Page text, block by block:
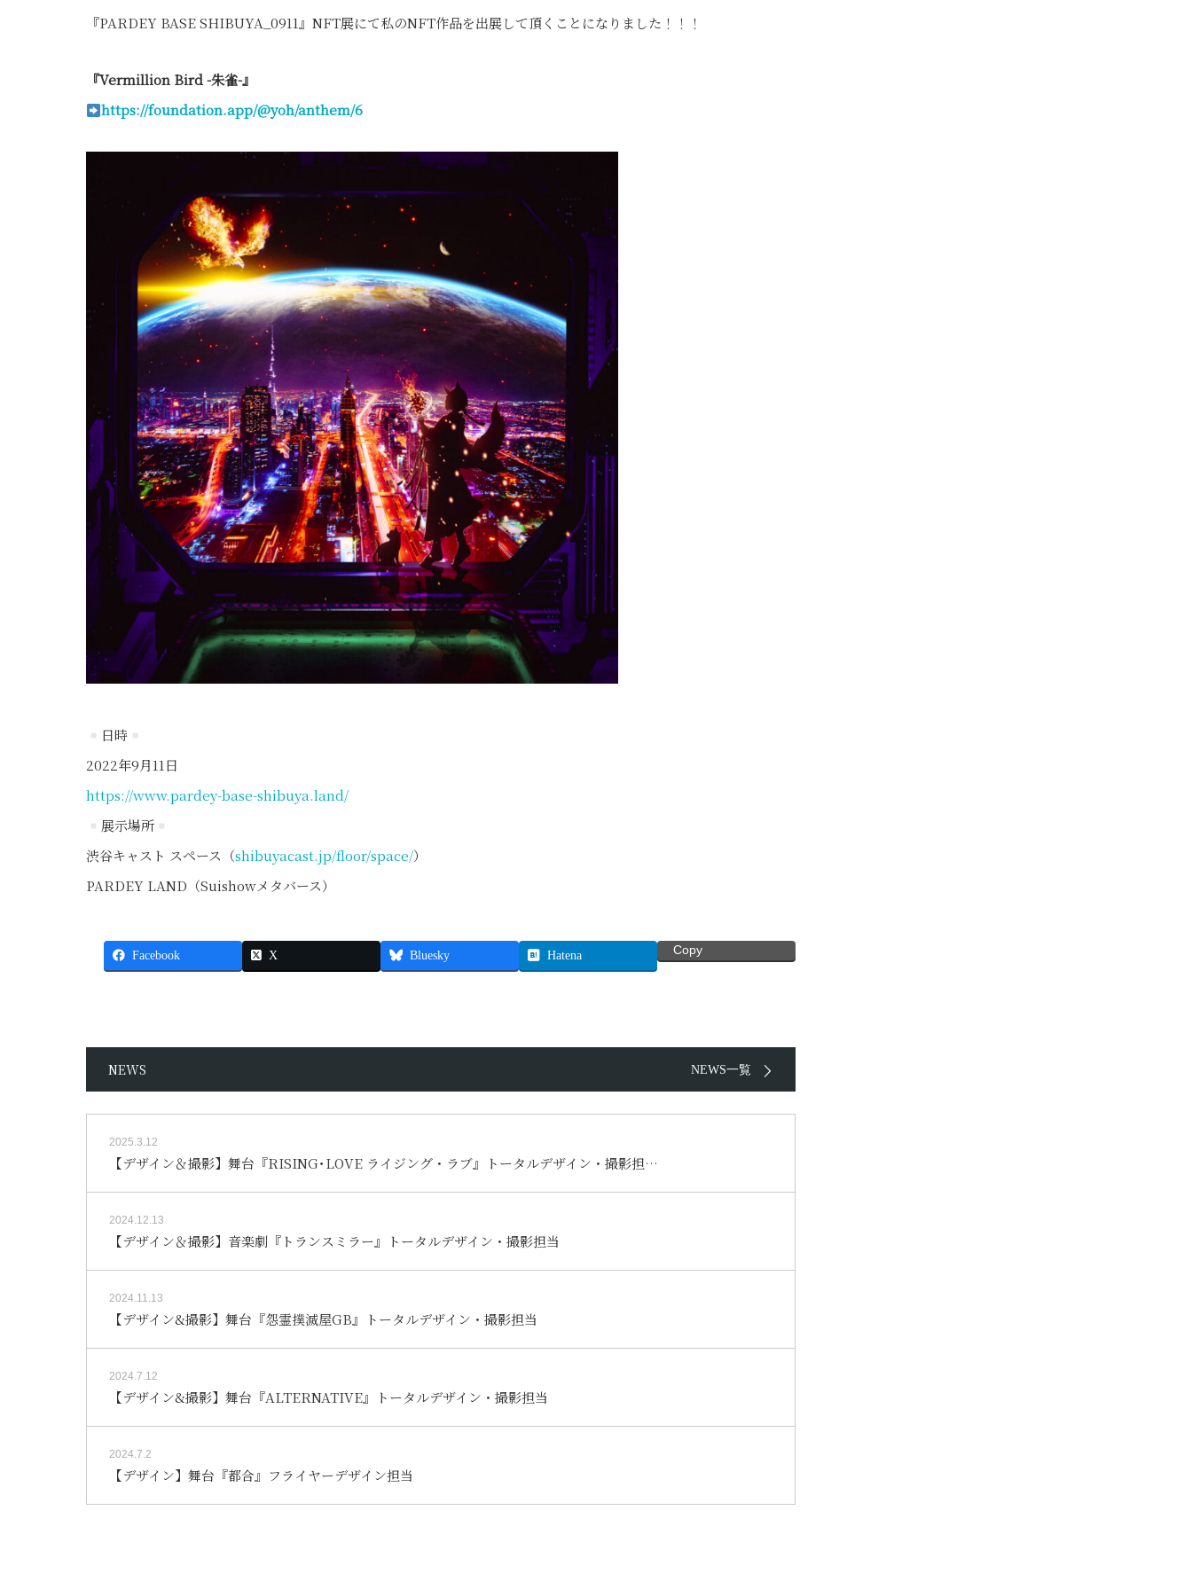
『PARDEY BASE SHIBUYA_0911』NFT展にて私のNFT作品を出展して頂くことになりました！！！
『Vermillion Bird -朱雀-』
https://foundation.app/@yoh/anthem/6
日時
2022年9月11日
https://www.pardey-base-shibuya.land/
展示場所
渋谷キャスト スペース（shibuyacast.jp/floor/space/）
PARDEY LAND（Suishowメタバース）
Facebook X Bluesky Hatena Copy
NEWS NEWS一覧
2025.3.12
【デザイン＆撮影】舞台『RISING･LOVE ライジング・ラブ』トータルデザイン・撮影担…
2024.12.13
【デザイン＆撮影】音楽劇『トランスミラー』トータルデザイン・撮影担当
2024.11.13
【デザイン&撮影】舞台『怨霊撲滅屋GB』トータルデザイン・撮影担当
2024.7.12
【デザイン&撮影】舞台『ALTERNATIVE』トータルデザイン・撮影担当
2024.7.2
【デザイン】舞台『都合』フライヤーデザイン担当